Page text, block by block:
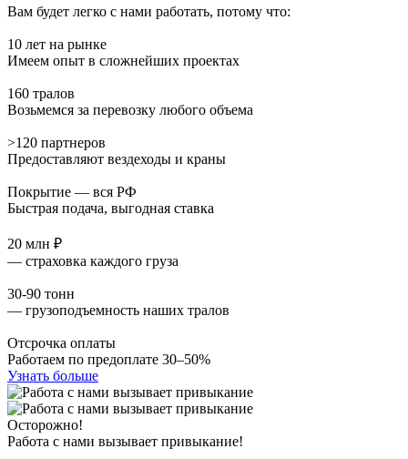
Вам будет легко с нами работать, потому что:
10 лет на рынке
Имеем опыт в сложнейших проектах
160 тралов
Возьмемся за перевозку любого объема
>120 партнеров
Предоставляют вездеходы и краны
Покрытие — вся РФ
Быстрая подача, выгодная ставка
20 млн ₽
— страховка каждого груза
30-90 тонн
— грузоподъемность наших тралов
Отсрочка оплаты
Работаем по предоплате 30–50%
Узнать больше
Осторожно!
Работа с нами вызывает привыкание!